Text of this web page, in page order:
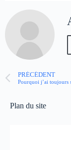
PRÉCÉDENT
Pourquoi j’ai toujours
Plan du site